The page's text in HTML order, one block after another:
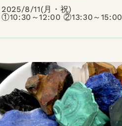
2025/8/11(月・祝)
①10:30～12:00 ②13:30～15:00